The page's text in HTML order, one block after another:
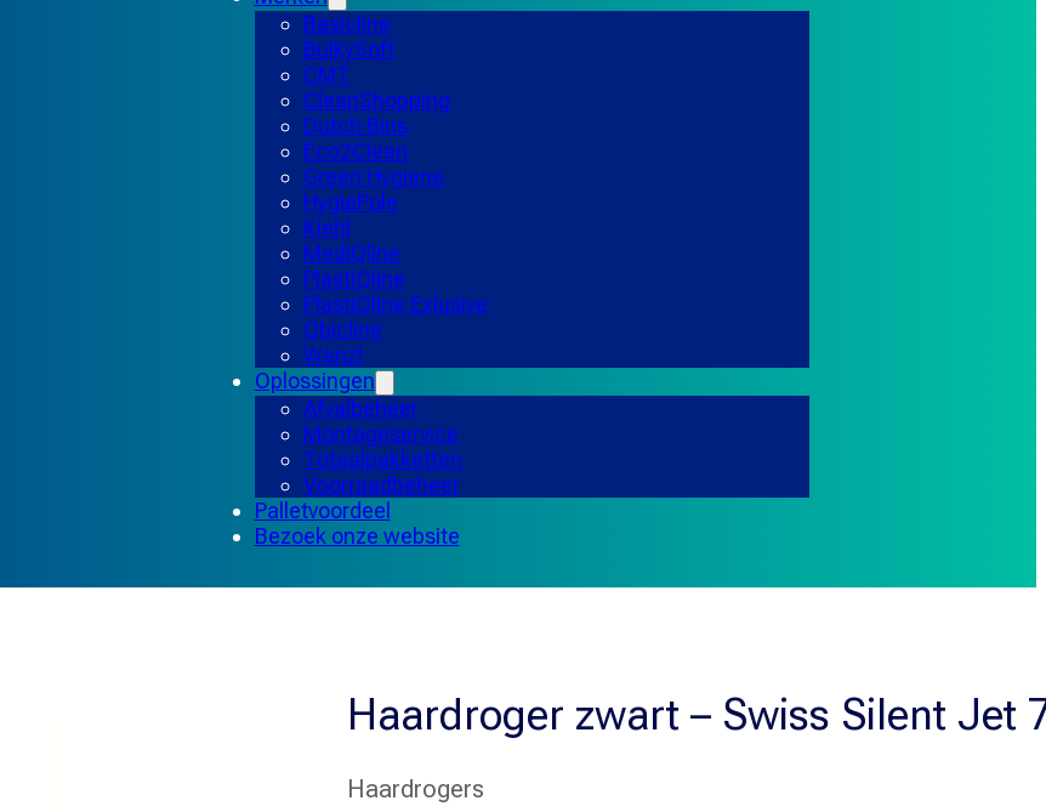
Basicline
BulkySoft
CMT
CleanShopping
Dutch Bins
Eco2Clean
Green Hygiene
HygiePole
Kiehl
MediQline
PlastiQline
PlastiQline Exlusive
Qbicline
Wanzl
Oplossingen
Afvalbeheer
Montageservice
Totaalpakketten
Voorraadbeheer
Palletvoordeel
Bezoek onze website
Haardroger zwart – Swiss Silent Jet
Haardrogers